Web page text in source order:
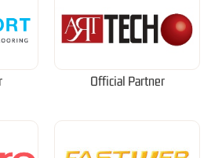
Official Partner